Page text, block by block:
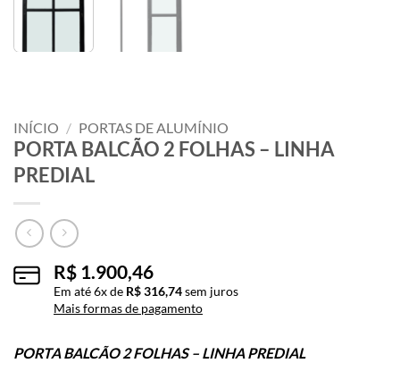
INÍCIO / PORTAS DE ALUMÍNIO
PORTA BALCÃO 2 FOLHAS – LINHA
PREDIAL
R$ 1.900,46
Em até6x de R$316,74sem juros
Mais formas de pagamento
PORTA BALCÃO 2 FOLHAS – LINHA PREDIAL